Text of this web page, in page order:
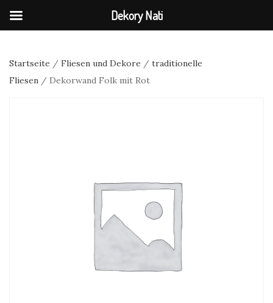
Startseite / Fliesen und Dekore / traditionelle
Fliesen / Dekorwand Folk mit Rot
Dekory Nati